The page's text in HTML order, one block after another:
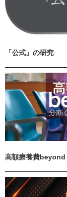
「公式」の研究
高額療養費